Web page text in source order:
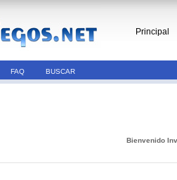
Principal
FAQ BUSCAR
Bienvenido